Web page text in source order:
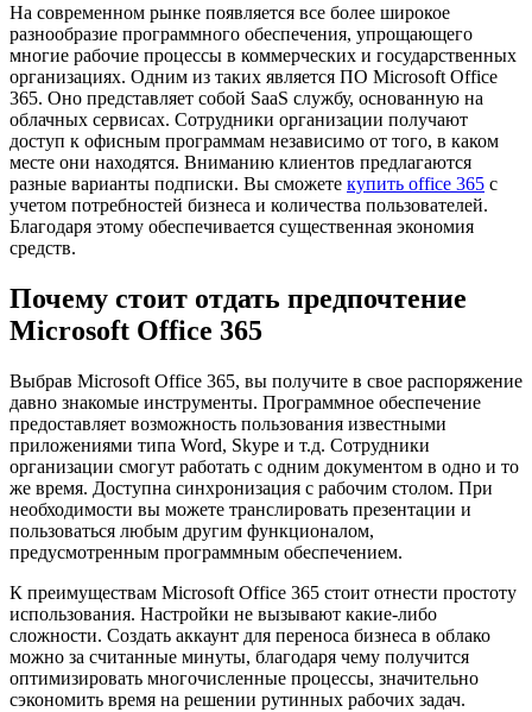
На современном рынке появляется все более широкое
разнообразие программного обеспечения, упрощающего
многие рабочие процессы в коммерческих и государственных
организациях. Одним из таких является ПО Microsoft Office
365. Оно представляет собой SaaS службу, основанную на
облачных сервисах. Сотрудники организации получают
доступ к офисным программам независимо от того, в каком
месте они находятся. Вниманию клиентов предлагаются
разные варианты подписки. Вы сможете купить office 365 с
учетом потребностей бизнеса и количества пользователей.
Благодаря этому обеспечивается существенная экономия
средств.
Почему стоит отдать предпочтение
Microsoft Office 365
Выбрав Microsoft Office 365, вы получите в свое распоряжение
давно знакомые инструменты. Программное обеспечение
предоставляет возможность пользования известными
приложениями типа Word, Skype и т.д. Сотрудники
организации смогут работать с одним документом в одно и то
же время. Доступна синхронизация с рабочим столом. При
необходимости вы можете транслировать презентации и
пользоваться любым другим функционалом,
предусмотренным программным обеспечением.
К преимуществам Microsoft Office 365 стоит отнести простоту
использования. Настройки не вызывают какие-либо
сложности. Создать аккаунт для переноса бизнеса в облако
можно за считанные минуты, благодаря чему получится
оптимизировать многочисленные процессы, значительно
сэкономить время на решении рутинных рабочих задач.